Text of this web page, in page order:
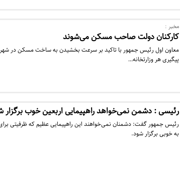
مخبر :
کارکنان دولت صاحب مسکن می‌شوند
معاون اول رئیس جمهور با تاکید بر سرعت بخشیدن به ساخت مسکن در
پیگیری هر وزارتخانه…
رئیسی : دشمن نمی‌خواهد راهپیمایی اربعین خوب
رئیس جمهور گفت: دشمنان نمی‌خواهند این راهپیمایی عظیم که ظرفیتی
به خوبی برگزار شود.